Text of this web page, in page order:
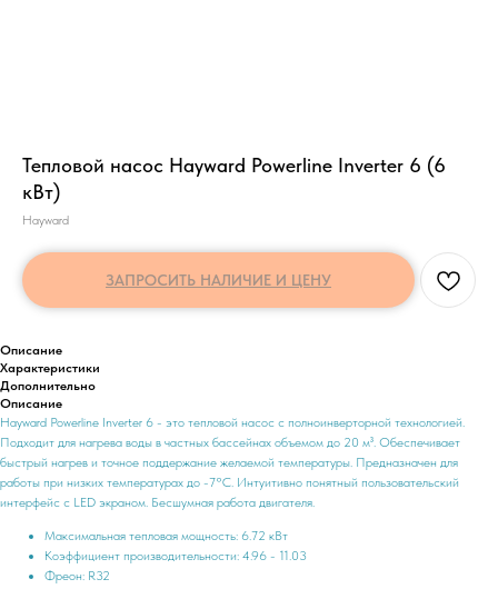
Тепловой насос Hayward Powerline Inverter 6 (6
кВт)
Hayward
ЗАПРОСИТЬ НАЛИЧИЕ И ЦЕНУ
Описание
Характеристики
Дополнительно
Описание
Hayward Powerline Inverter 6 - это тепловой насос с полноинверторной технологией.
Подходит для нагрева воды в частных бассейнах объемом до 20 м³. Обеспечивает
быстрый нагрев и точное поддержание желаемой температуры. Предназначен для
работы при низких температурах до -7°С. Интуитивно понятный пользовательский
интерфейс с LED экраном. Бесшумная работа двигателя.
Максимальная тепловая мощность: 6.72 кВт
Коэффициент производительности: 4.96 - 11.03
Фреон: R32